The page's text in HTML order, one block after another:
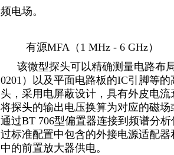
频电场。
有源MFA（1 MHz - 6 GHz）
该微型探头可以精确测量电路布
0201）以及平面电路板的IC引脚等
头，采用电屏蔽设计，具有外皮电
将探头的输出电压换算为对应的磁
通过BT 706型偏置器连接到频谱分
过标准配置中包含的外接电源适配
中的前置放大器供电。